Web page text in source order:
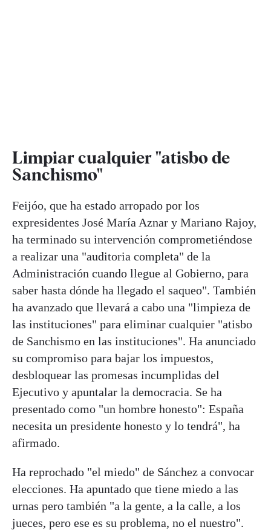
Limpiar cualquier "atisbo de
Sanchismo"
Feijóo, que ha estado arropado por los
expresidentes José María Aznar y Mariano Rajoy,
ha terminado su intervención comprometiéndose
a realizar una "auditoria completa" de la
Administración cuando llegue al Gobierno, para
saber hasta dónde ha llegado el saqueo". También
ha avanzado que llevará a cabo una "limpieza de
las instituciones" para eliminar cualquier "atisbo
de Sanchismo en las instituciones". Ha anunciado
su compromiso para bajar los impuestos,
desbloquear las promesas incumplidas del
Ejecutivo y apuntalar la democracia. Se ha
presentado como "un hombre honesto": España
necesita un presidente honesto y lo tendrá", ha
afirmado.
Ha reprochado "el miedo" de Sánchez a convocar
elecciones. Ha apuntado que tiene miedo a las
urnas pero también "a la gente, a la calle, a los
jueces, pero ese es su problema, no el nuestro".